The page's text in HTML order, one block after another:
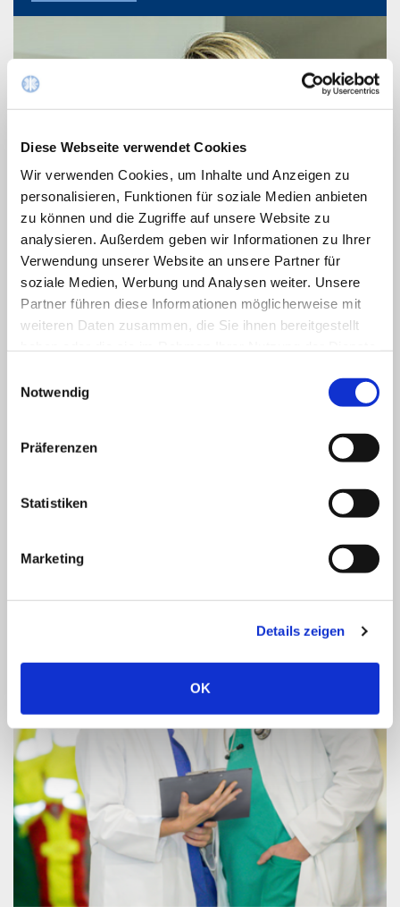
Diese Webseite verwendet Cookies
Wir verwenden Cookies, um Inhalte und Anzeigen zu
personalisieren, Funktionen für soziale Medien anbieten
zu können und die Zugriffe auf unsere Website zu
analysieren. Außerdem geben wir Informationen zu Ihrer
Verwendung unserer Website an unsere Partner für
soziale Medien, Werbung und Analysen weiter. Unsere
Partner führen diese Informationen möglicherweise mit
weiteren Daten zusammen, die Sie ihnen bereitgestellt
Notwendig
Präferenzen
Statistiken
Marketing
Details zeigen
OK
Pflege
MEHR DAZU